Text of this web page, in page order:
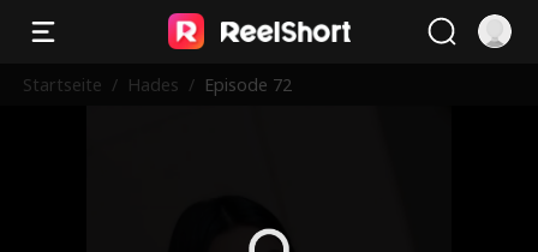
Startseite / Hades / Episode 72